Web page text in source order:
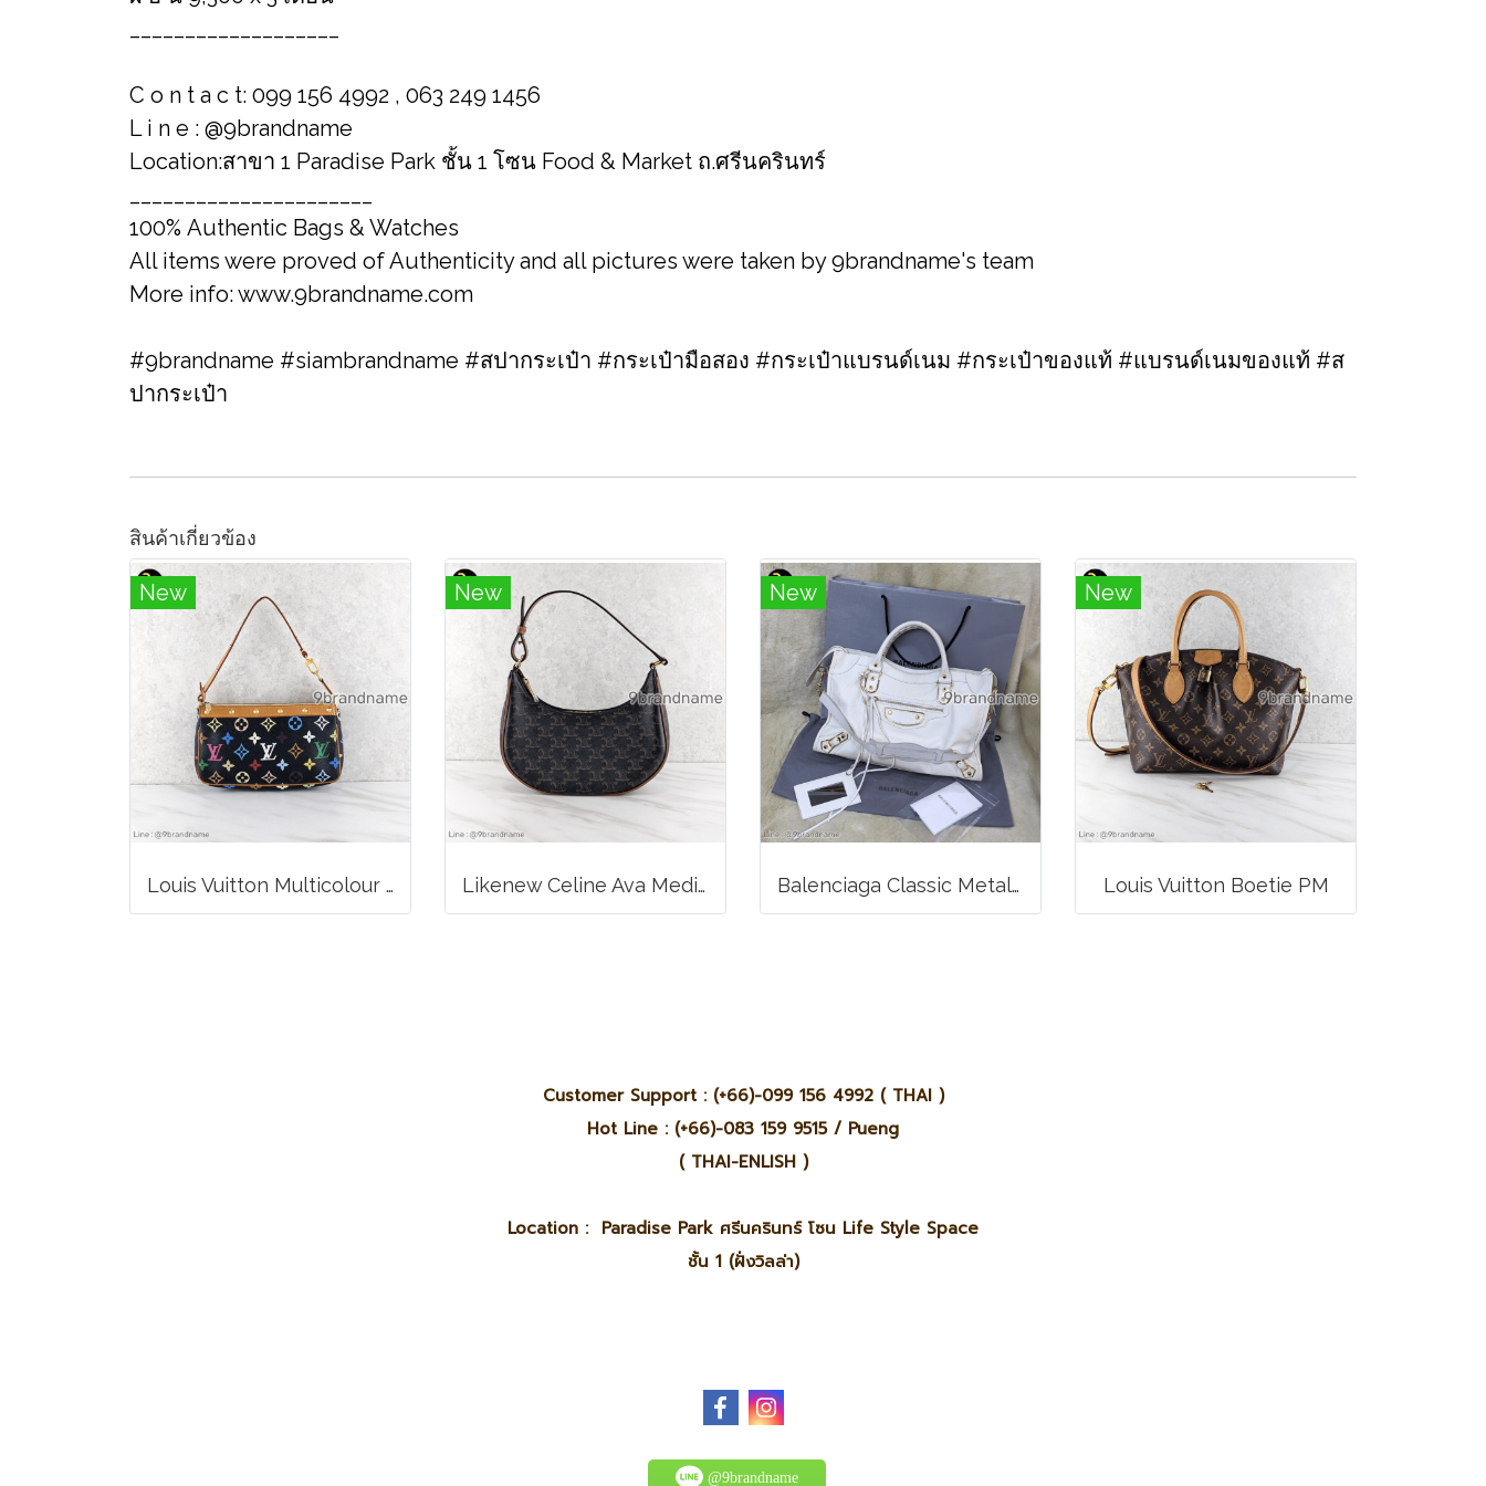
C o n t a c t: 099 156 4992 , 063 249 1456
L i n e : @9brandname
Location:สาขา 1 Paradise Park ชั้น 1 โซน Food & Market ถ.ศรีนครินทร์
100% Authentic Bags & Watches
All items were proved of Authenticity and all pictures were taken by 9brandname's team
More info: www.9brandname.com
#9brandname #siambrandname #สปากระเป๋า #กระเป๋ามือสอง #กระเป๋าแบรนด์เนม #กระเป๋าของแท้ #แบรนด์เนมของแท้ #ส
ปากระเป๋า
สินค้าเกี่ยวข้อง
New
Louis Vuitton Multicolour Pochette Canvas
New
Likenew Celine Ava Medium Triomphe Canvas
New
Balenciaga Classic Metallic Edge City Bag
New
Louis Vuitton Boetie PM
Customer Support : (+66)-099 156 4992 ( THAI )
Hot Line : (+66)-083 159 9515 / Pueng
( THAI-ENLISH )
Location : Paradise Park ศรีนครินทร์ โซน Life Style Space
ชั้น 1 (ฝั่งวิลล่า)
@9brandname